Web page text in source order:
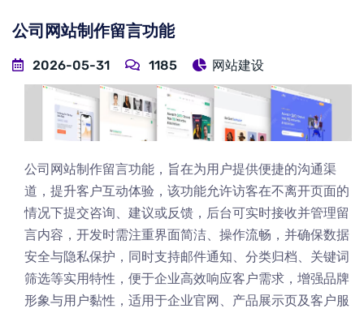
公司网站制作留言功能
2026-05-31 1185 网站建设
公司网站制作留言功能，旨在为用户提供便捷的沟通渠
道，提升客户互动体验，该功能允许访客在不离开页面的
情况下提交咨询、建议或反馈，后台可实时接收并管理留
言内容，开发时需注重界面简洁、操作流畅，并确保数据
安全与隐私保护，同时支持邮件通知、分类归档、关键词
筛选等实用特性，便于企业高效响应客户需求，增强品牌
形象与用户黏性，适用于企业官网、产品展示页及客户服